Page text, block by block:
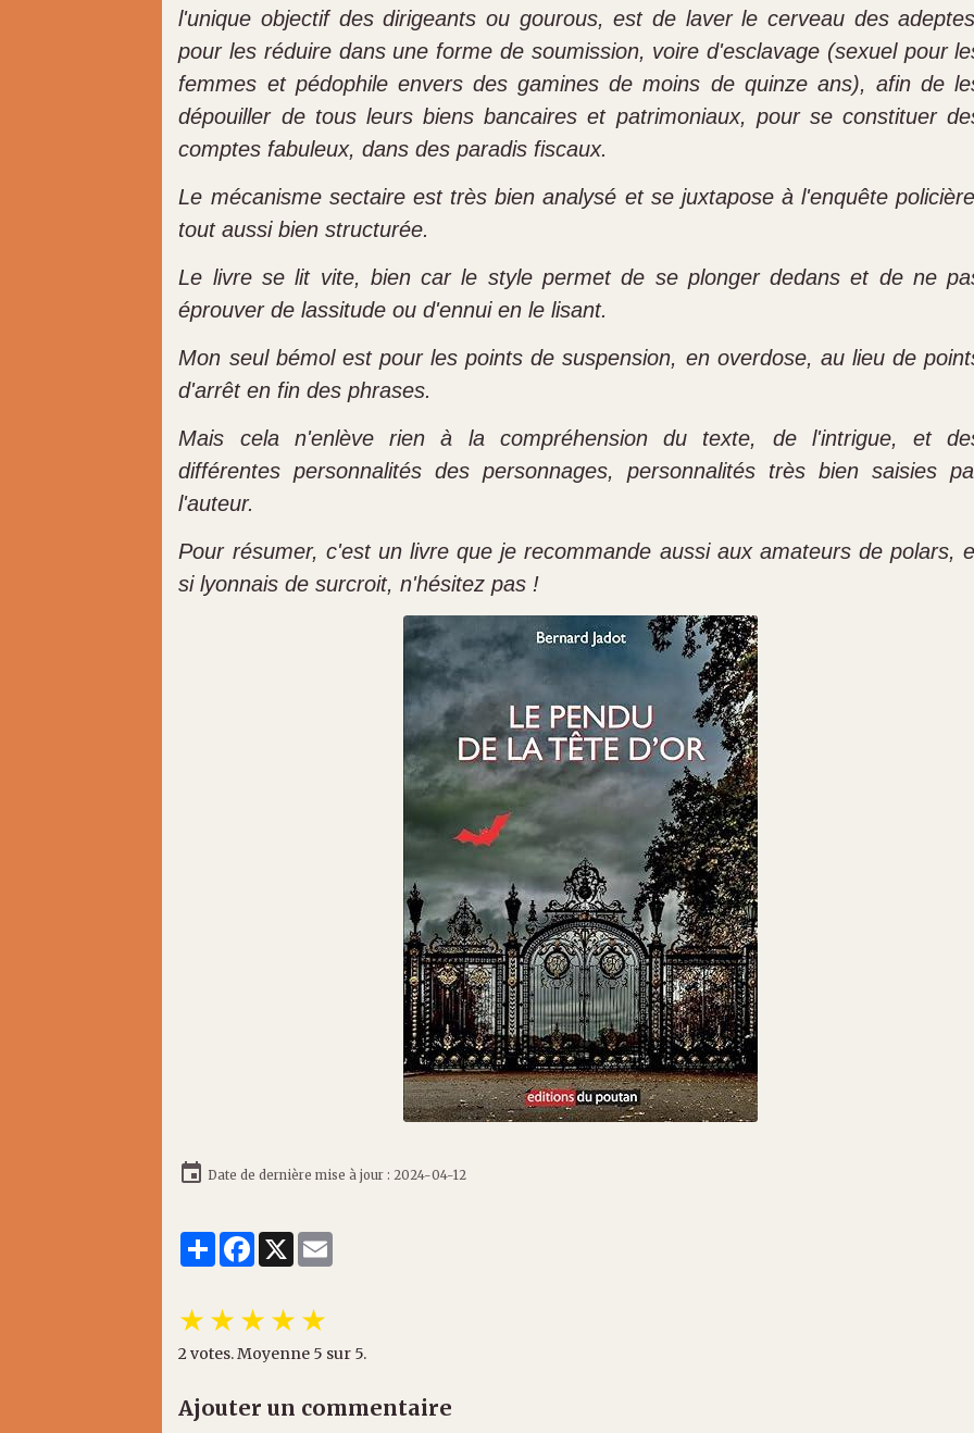
l'unique objectif des dirigeants ou gourous, est de laver le cerveau des
pour les réduire dans une forme de soumission, voire d'esclavage (sexuel pour
femmes et pédophile envers des gamines de moins de quinze ans), afin de
dépouiller de tous leurs biens bancaires et patrimoniaux, pour se constituer
comptes fabuleux, dans des paradis fiscaux.
Le mécanisme sectaire est très bien analysé et se juxtapose à l'enquête
tout aussi bien structurée.
Le livre se lit vite, bien car le style permet de se plonger dedans et de ne
éprouver de lassitude ou d'ennui en le lisant.
Mon seul bémol est pour les points de suspension, en overdose, au lieu de
d'arrêt en fin des phrases.
Mais cela n'enlève rien à la compréhension du texte, de l'intrigue, et
différentes personnalités des personnages, personnalités très bien saisies
l'auteur.
Pour résumer, c'est un livre que je recommande aussi aux amateurs de polars,
si lyonnais de surcroit, n'hésitez pas !
Date de dernière mise à jour : 2024-04-12
PartagerFacebook
X
★★★★★
2votes. Moyenne 5 sur 5.
Ajouter un commentaire